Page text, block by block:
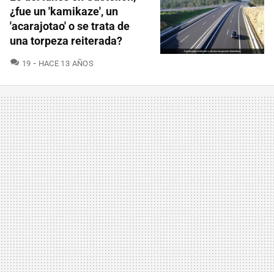
¿fue un 'kamikaze', un
'acarajotao' o se trata de
una torpeza reiterada?
19 COMENTARIOS
HACE 13 AÑOS